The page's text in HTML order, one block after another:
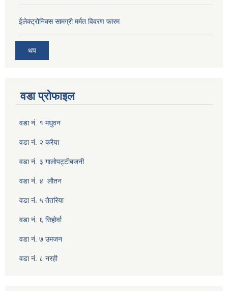
ईलेक्ट्रोनिक्स सामग्री मर्मत विवरण फारम
थप
वडा प्रोफाइल
वडा नं. १ मधुवन
वडा नं. २ करैया
वडा नं. ३ गालाेपट्टीबजनी
वडा नंं. ४ लाैतन
वडा नंं. ५ तेतरिया
वडा नं. ६ सिहाेर्वा
वडा नं. ७ उमजन
वडा नं. ८ नरही